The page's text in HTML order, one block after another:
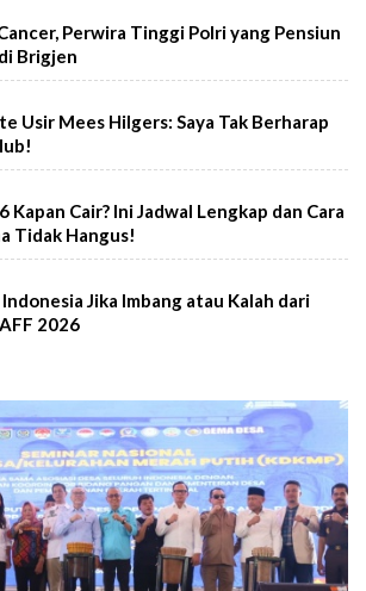
Perwira Tinggi Polri yang Pensiun
Brigjen
Usir Mees Hilgers: Saya Tak Berharap
Kapan Cair? Ini Jadwal Lengkap dan Cara
Tidak Hangus!
Jika Imbang atau Kalah dari
2026